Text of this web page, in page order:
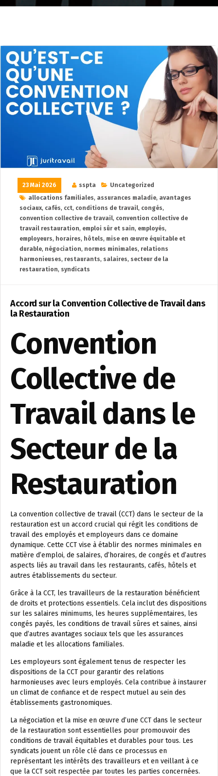
23 Mai 2026 sspta
Uncategorized
allocations familiales, assurances maladie, avantages
sociaux, cafés, cct, conditions de travail, congés,
convention collective de travail, convention collective de
travail restauration, emploi sûr et sain, employés,
employeurs, horaires, hôtels, mise en œuvre équitable et
durable, négociation, normes minimales, relations
harmonieuses, restaurants, salaires, secteur de la
restauration, syndicats
Accord sur la Convention Collective de Travail dans
la Restauration
Convention
Collective de
Travail dans le
Secteur de la
Restauration
La convention collective de travail (CCT) dans le secteur de la
restauration est un accord crucial qui régit les conditions de
travail des employés et employeurs dans ce domaine
dynamique. Cette CCT vise à établir des normes minimales en
matière d’emploi, de salaires, d’horaires, de congés et d’autres
aspects liés au travail dans les restaurants, cafés, hôtels et
autres établissements du secteur.
Grâce à la CCT, les travailleurs de la restauration bénéficient
de droits et protections essentiels. Cela inclut des dispositions
sur les salaires minimums, les heures supplémentaires, les
congés payés, les conditions de travail sûres et saines, ainsi
que d’autres avantages sociaux tels que les assurances
maladie et les allocations familiales.
Les employeurs sont également tenus de respecter les
dispositions de la CCT pour garantir des relations
harmonieuses avec leurs employés. Cela contribue à instaurer
un climat de confiance et de respect mutuel au sein des
établissements gastronomiques.
La négociation et la mise en œuvre d’une CCT dans le secteur
de la restauration sont essentielles pour promouvoir des
conditions de travail équitables et durables pour tous. Les
syndicats jouent un rôle clé dans ce processus en
représentant les intérêts des travailleurs et en veillant à ce
que la CCT soit respectée par toutes les parties concernées.